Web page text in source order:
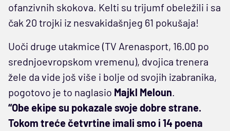
ofanzivnih skokova. Kelti su trijumf obeležili i sa
čak 20 trojki iz nesvakidašnjeg 61 pokušaja!
Uoči druge utakmice (TV Arenasport, 16.00 po
srednjoevropskom vremenu), dvojica trenera
žele da vide još više i bolje od svojih izabranika,
pogotovo je to naglasio Majkl Meloun.
“Obe ekipe su pokazale svoje dobre strane.
Tokom treće četvrtine imali smo i 14 poena